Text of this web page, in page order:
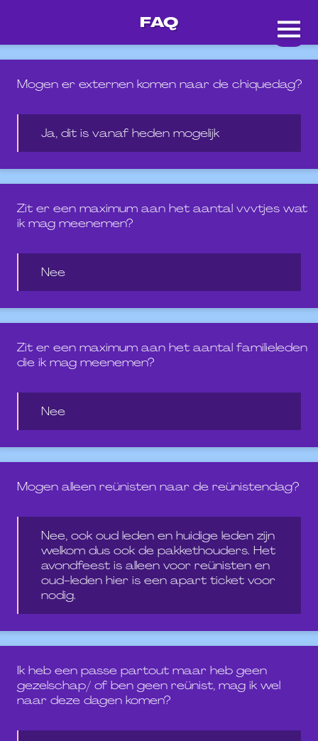
FAQ
Mogen er externen komen naar de chiquedag?
Ja, dit is vanaf heden mogelijk
Zit er een maximum aan het aantal vvvtjes wat
ik mag meenemen?
Nee
Zit er een maximum aan het aantal familieleden
die ik mag meenemen?
Nee
Mogen alleen reünisten naar de reünistendag?
Nee, ook oud leden en huidige leden zijn
welkom dus ook de pakkethouders. Het
avondfeest is alleen voor reünisten en
oud-leden hier is een apart ticket voor
nodig.
Ik heb een passe partout maar heb geen
gezelschap/ of ben geen reünist, mag ik wel
naar deze dagen komen?